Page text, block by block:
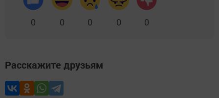
0 0 0 0 0
Расскажите друзьям